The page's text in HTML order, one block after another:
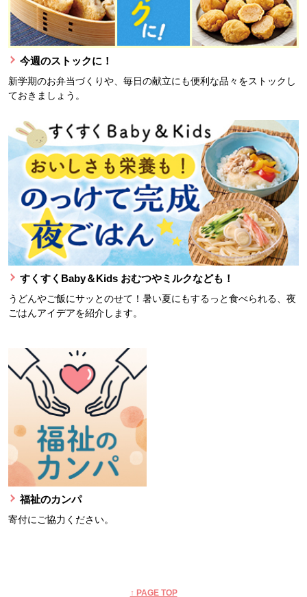
今週のストックに！
新学期のお弁当づくりや、毎日の献立にも便利な品々をストックし
ておきましょう。
すくすくBaby＆Kids おむつやミルクなども！
うどんやご飯にサッとのせて！暑い夏にもするっと食べられる、夜
ごはんアイデアを紹介します。
福祉のカンパ
寄付にご協力ください。
↑ PAGE TOP